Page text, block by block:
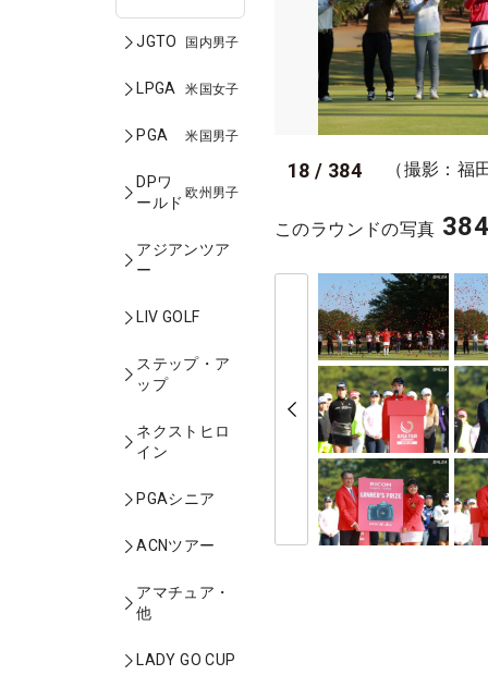
JGTO 国内男子
LPGA 米国女子
PGA 米国男子
DPワ
ールド
欧州男子
アジアンツア
ー
LIV GOLF
ステップ・ア
ップ
ネクストヒロ
イン
PGAシニア
ACNツアー
アマチュア・
他
LADY GO CUP
18 / 384 （撮影：福
このラウンドの写真